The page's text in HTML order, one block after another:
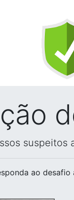
suspeitos
ao desafio